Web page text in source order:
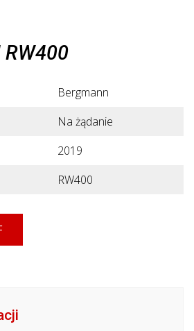
RW400
Bergmann
Na żądanie
2019
RW400